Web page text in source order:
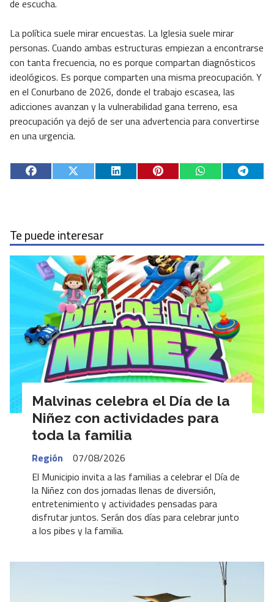
de escucha.
La política suele mirar encuestas. La Iglesia suele mirar
personas. Cuando ambas estructuras empiezan a encontrarse
con tanta frecuencia, no es porque compartan diagnósticos
ideológicos. Es porque comparten una misma preocupación. Y
en el Conurbano de 2026, donde el trabajo escasea, las
adicciones avanzan y la vulnerabilidad gana terreno, esa
preocupación ya dejó de ser una advertencia para convertirse
en una urgencia.
Te puede interesar
Malvinas celebra el Día de la
Niñez con actividades para
toda la familia
Región
07/08/2026
El Municipio invita a las familias a celebrar el Día de
la Niñez con dos jornadas llenas de diversión,
entretenimiento y actividades pensadas para
disfrutar juntos. Serán dos días para celebrar junto
a los pibes y la familia.